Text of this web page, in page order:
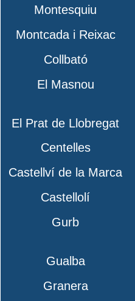
Montesquiu
Montcada i Reixac
Collbató
El Masnou
El Prat de Llobregat
Centelles
Castellví de la Marca
Castellolí
Gurb
Gualba
Granera